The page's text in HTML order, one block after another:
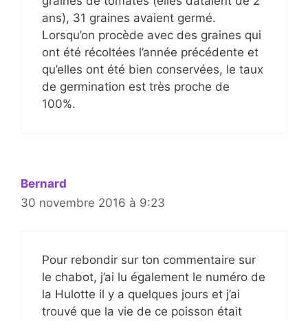
ans), 31 graines avaient germé.
Lorsqu’on procède avec des graines qui
ont été récoltées l’année précédente et
qu’elles ont été bien conservées, le taux
de germination est très proche de
100%.
Bernard
30 novembre 2016 à 9:23
Pour rebondir sur ton commentaire sur
le chabot, j’ai lu également le numéro de
la Hulotte il y a quelques jours et j’ai
trouvé que la vie de ce poisson était